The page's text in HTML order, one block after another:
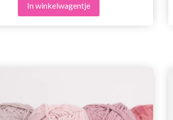
In winkelwagentje